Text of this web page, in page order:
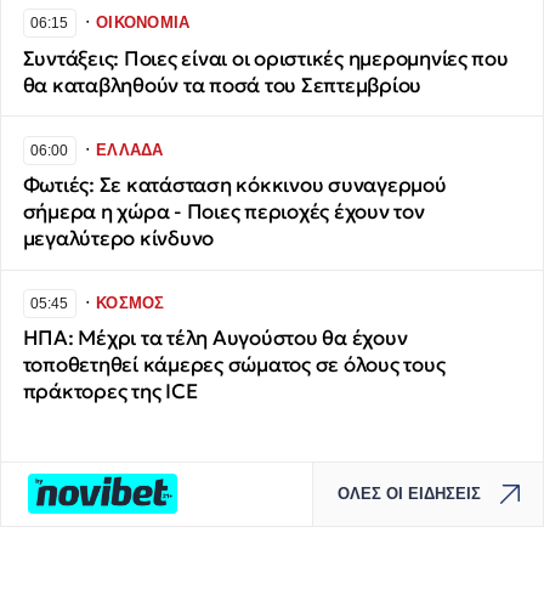
06:15 ∙ΟΙΚΟΝΟΜΙΑ
Συντάξεις: Ποιες είναι οι οριστικές ημερομηνίες που
θα καταβληθούν τα ποσά του Σεπτεμβρίου
06:00 ∙ΕΛΛΑΔΑ
Φωτιές: Σε κατάσταση κόκκινου συναγερμού
σήμερα η χώρα - Ποιες περιοχές έχουν τον
μεγαλύτερο κίνδυνο
05:45 ∙ΚΟΣΜΟΣ
ΗΠΑ: Μέχρι τα τέλη Αυγούστου θα έχουν
τοποθετηθεί κάμερες σώματος σε όλους τους
πράκτορες της ICE
ΟΛΕΣ ΟΙ ΕΙΔΗΣΕΙΣ